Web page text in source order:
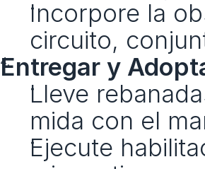
Incorpore la
circuito,
Entregar y
Lleve
mida con el
Ejecute